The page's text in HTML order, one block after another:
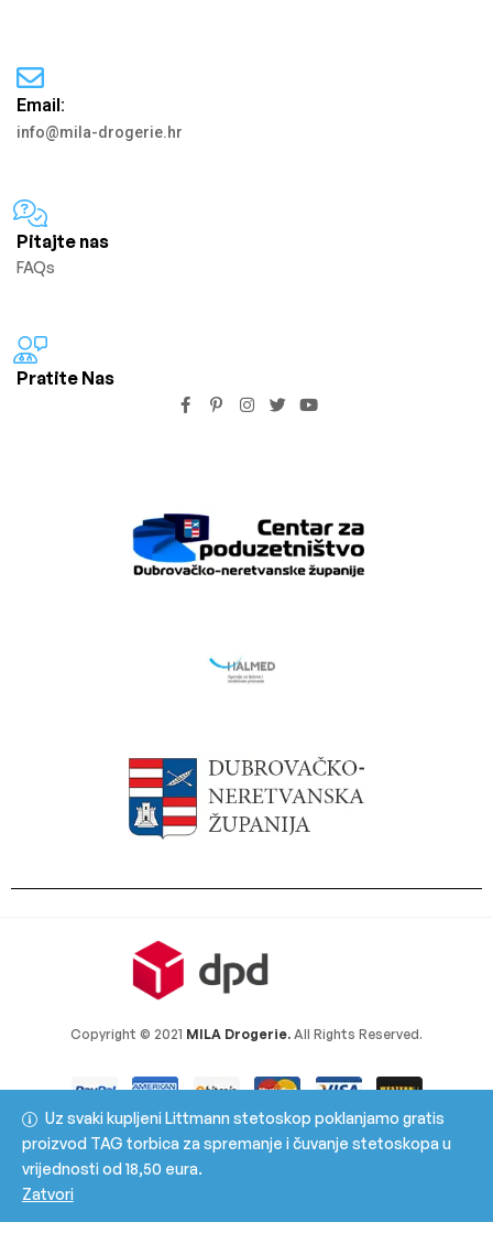
Uz svaki kupljeni Littmann stetoskop poklanjamo gratis
proizvod TAG torbica za spremanje i čuvanje stetoskopa u
vrijednosti od 18,50 eura.
Zatvori
Email:
info@mila-drogerie.hr
Pitajte nas
FAQs
Pratite Nas
Copyright © 2021 MILA Drogerie. All Rights Reserved.